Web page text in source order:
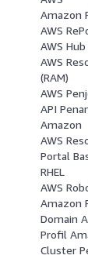
Amazon
AWS
AWS
AWS
(RAM)
AWS
API
Amazon
AWS
Portal
RHEL
AWS
Amazon
Domain
Profil
Cluster